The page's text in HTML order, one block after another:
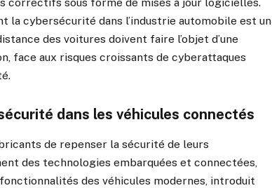
la cybersécurité dans l’industrie automobile est un
des voitures doivent faire l’objet d’une
face aux risques croissants de cyberattaques
dans les véhicules connectés
de repenser la sécurité de leurs
des technologies embarquées et connectées,
des véhicules modernes, introduit